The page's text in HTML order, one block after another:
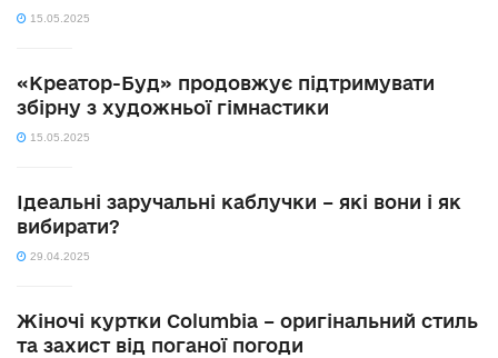
15.05.2025
«Креатор-Буд» продовжує підтримувати
збірну з художньої гімнастики
15.05.2025
Ідеальні заручальні каблучки – які вони і як
вибирати?
29.04.2025
Жіночі куртки Columbia – оригінальний стиль
та захист від поганої погоди